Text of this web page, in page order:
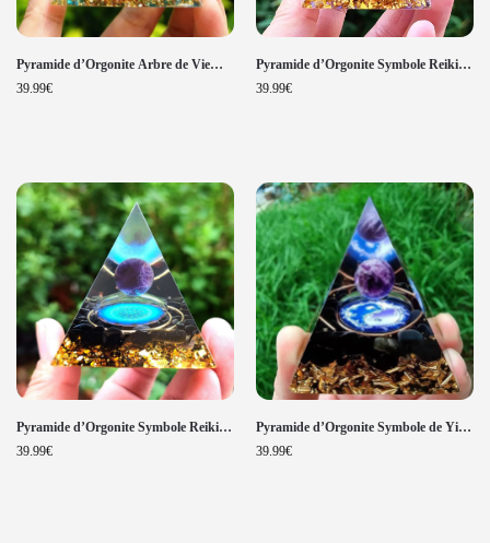
Pyramide d’Orgonite Arbre de Vie
Chakra Améthyste et Quartz Bleu
39.99€
Pyramide d’Orgonite Symbole Reiki
de Guérison Améthyste
39.99€
Pyramide d’Orgonite Symbole Reiki
Tourmaline Noire et Améthyste
39.99€
Pyramide d’Orgonite Symbole de Yin
Yang Améthyste et Obsidienne Reki
39.99€